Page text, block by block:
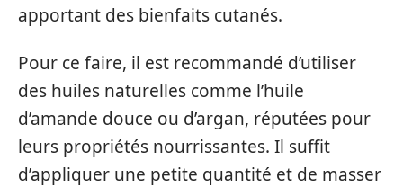
apportant des bienfaits cutanés.
Pour ce faire, il est recommandé d’utiliser
des huiles naturelles comme l’huile
d’amande douce ou d’argan, réputées pour
leurs propriétés nourrissantes. Il suffit
d’appliquer une petite quantité et de masser